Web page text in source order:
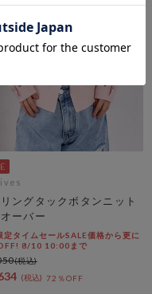
ングタックボタンニット
ーバー
定タイムセールSALE価格から更に
8/10 10:00まで
72％OFF